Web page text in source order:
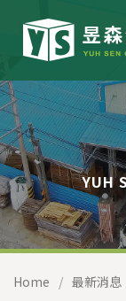
YUH
Home 最新消息